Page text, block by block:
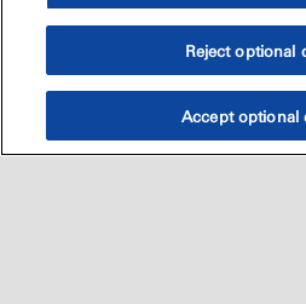
Reject optional
Accept optional